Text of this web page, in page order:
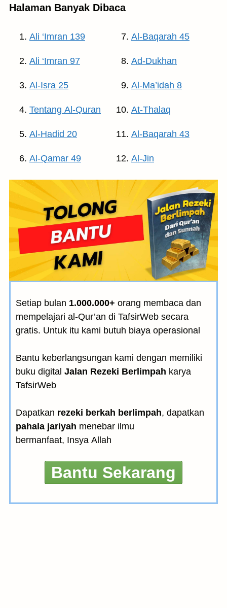
Halaman Banyak Dibaca
Ali ‘Imran 139
Ali ‘Imran 97
Al-Isra 25
Tentang Al-Quran
Al-Hadid 20
Al-Qamar 49
Al-Baqarah 45
Ad-Dukhan
Al-Ma’idah 8
At-Thalaq
Al-Baqarah 43
Al-Jin
Setiap bulan 1.000.000+ orang membaca dan
mempelajari al-Qur’an di TafsirWeb secara
gratis. Untuk itu kami butuh biaya operasional
Bantu keberlangsungan kami dengan memiliki
buku digital Jalan Rezeki Berlimpah karya
TafsirWeb
Dapatkan rezeki berkah berlimpah, dapatkan
pahala jariyah menebar ilmu
bermanfaat, Insya Allah
Bantu Sekarang